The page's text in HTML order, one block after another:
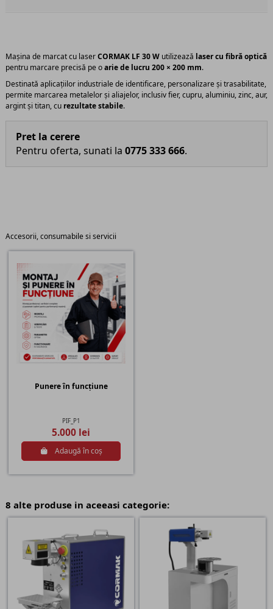
Mașina de marcat cu laserCORMAK LF 30 W utilizează laser cu fibră optică
pentru marcare precisă pe oarie de lucru 200 × 200 mm.
Destinată aplicațiilor industriale de identificare, personalizare și trasabilitate,
permite marcarea metalelor și aliajelor, inclusiv fier, cupru, aluminiu, zinc, aur,
argint și titan, cu rezultate stabile.
Pret la cerere
Pentru oferta, sunati la 0775 333 666.
Accesorii, consumabile si servicii
Punere în funcțiune
PIF_P1
5.000 lei
Adaugă în coș
8 alte produse in aceeasi categorie: